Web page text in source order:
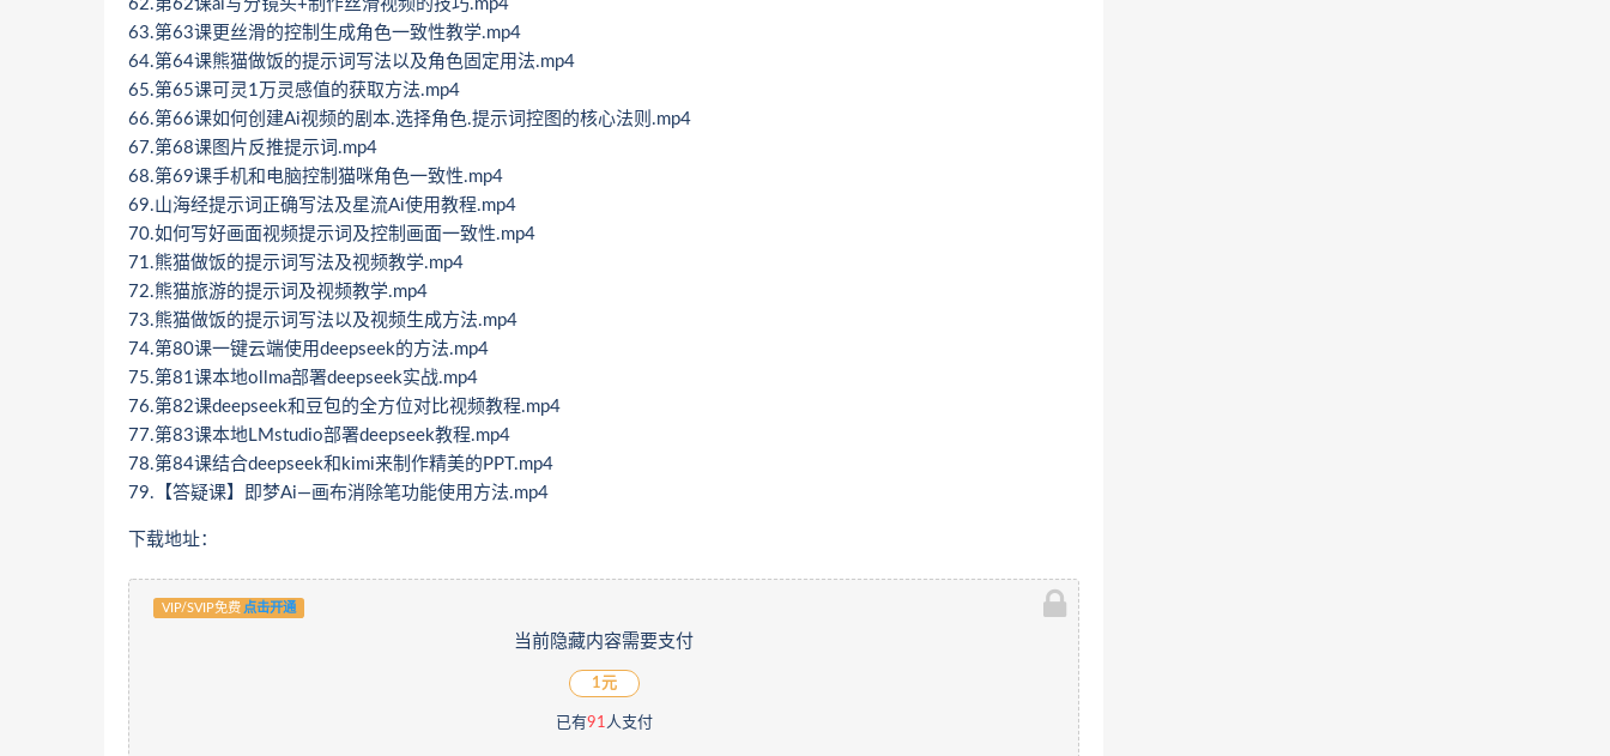
62.第62课ai写分镜头+制作丝滑视频的技巧.mp4
63.第63课更丝滑的控制生成角色一致性教学.mp4
64.第64课熊猫做饭的提示词写法以及角色固定用法.mp4
65.第65课可灵1万灵感值的获取方法.mp4
66.第66课如何创建Ai视频的剧本.选择角色.提示词控图的核心法则.mp4
67.第68课图片反推提示词.mp4
68.第69课手机和电脑控制猫咪角色一致性.mp4
69.山海经提示词正确写法及星流Ai使用教程.mp4
70.如何写好画面视频提示词及控制画面一致性.mp4
71.熊猫做饭的提示词写法及视频教学.mp4
72.熊猫旅游的提示词及视频教学.mp4
73.熊猫做饭的提示词写法以及视频生成方法.mp4
74.第80课一键云端使用deepseek的方法.mp4
75.第81课本地ollma部署deepseek实战.mp4
76.第82课deepseek和豆包的全方位对比视频教程.mp4
77.第83课本地LMstudio部署deepseek教程.mp4
78.第84课结合deepseek和kimi来制作精美的PPT.mp4
79.【答疑课】即梦Ai—画布消除笔功能使用方法.mp4
下载地址：
VIP/SVIP免费 点击开通
当前隐藏内容需要支付
1元
已有91人支付